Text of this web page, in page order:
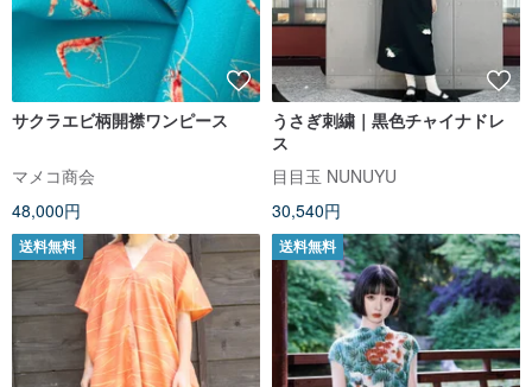
サクラエビ柄開襟ワンピース
マメコ商会
48,000円
うさぎ刺繍｜黒色チャイナドレ
ス
目目玉 NUNUYU
30,540円
送料無料 送料無料